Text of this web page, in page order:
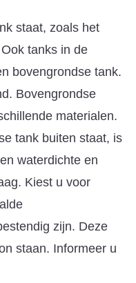
staat, zoals het
tanks in de
bovengrondse tank.
Bovengrondse
materialen.
tank buiten staat, is
waterdichte en
Kiest u voor
zijn. Deze
staan. Informeer u